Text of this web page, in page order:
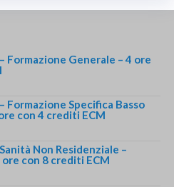
Formazione Generale – 4 ore
Formazione Specifica Basso
con 4 crediti ECM
Non Residenziale –
ore con 8 crediti ECM